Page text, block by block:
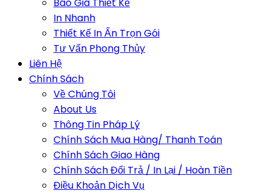
Báo Giá Thiết Kế
In Nhanh
Thiết Kế In Ấn Trọn Gói
Tư Vấn Phong Thủy
Liên Hệ
Chính Sách
Về Chúng Tôi
About Us
Thông Tin Pháp Lý
Chính Sách Mua Hàng/ Thanh Toán
Chính Sách Giao Hàng
Chính Sách Đổi Trả / In Lại / Hoàn Tiền
Điều Khoản Dịch Vụ